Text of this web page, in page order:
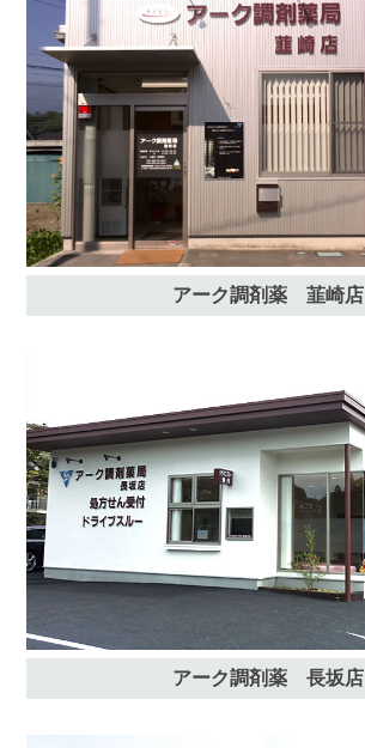
アーク調剤薬 韮崎店
アーク調剤薬 長坂店